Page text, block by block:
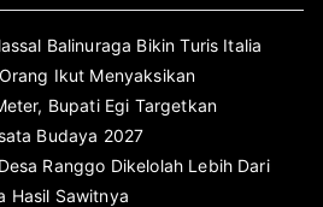
Balinuraga Bikin Turis Italia
Ikut Menyaksikan
Bupati Egi Targetkan
Budaya 2027
Ranggo Dikelolah Lebih Dari
Hasil Sawitnya